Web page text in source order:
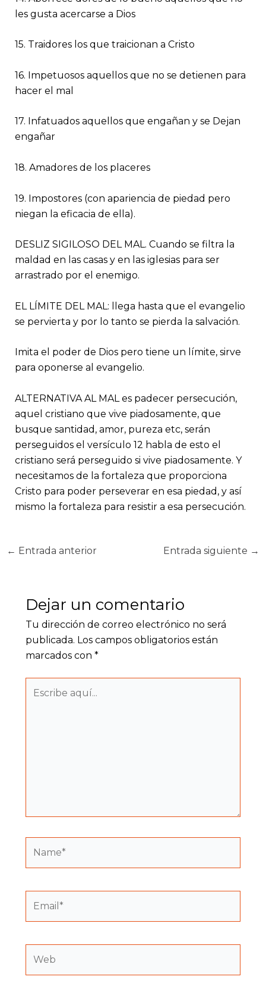
les gusta acercarse a Dios
15. Traidores los que traicionan a Cristo
16. Impetuosos aquellos que no se detienen para
hacer el mal
17. Infatuados aquellos que engañan y se Dejan
engañar
18. Amadores de los placeres
19. Impostores (con apariencia de piedad pero
niegan la eficacia de ella).
DESLIZ SIGILOSO DEL MAL. Cuando se filtra la
maldad en las casas y en las iglesias para ser
arrastrado por el enemigo.
EL LÍMITE DEL MAL: llega hasta que el evangelio
se pervierta y por lo tanto se pierda la salvación.
Imita el poder de Dios pero tiene un límite, sirve
para oponerse al evangelio.
ALTERNATIVA AL MAL es padecer persecución,
aquel cristiano que vive piadosamente, que
busque santidad, amor, pureza etc, serán
perseguidos el versículo 12 habla de esto el
cristiano será perseguido si vive piadosamente. Y
necesitamos de la fortaleza que proporciona
Cristo para poder perseverar en esa piedad, y así
mismo la fortaleza para resistir a esa persecución.
← Entrada anterior Entrada siguiente →
Dejar un comentario
Tu dirección de correo electrónico no será
publicada. Los campos obligatorios están
marcados con *
aquí...